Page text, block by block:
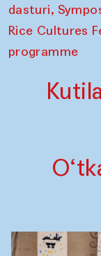
dasturi,
Rice Cultures
programme